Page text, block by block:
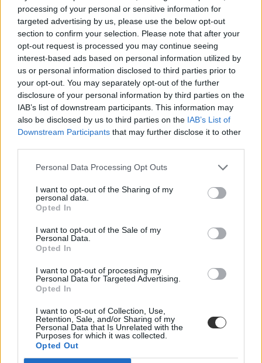
processing of your personal or sensitive information for
targeted advertising by us, please use the below opt-out
section to confirm your selection. Please note that after your
opt-out request is processed you may continue seeing
interest-based ads based on personal information utilized by
us or personal information disclosed to third parties prior to
your opt-out. You may separately opt-out of the further
disclosure of your personal information by third parties on the
IAB’s list of downstream participants. This information may
also be disclosed by us to third parties on the IAB’s List of
Downstream Participants that may further disclose it to other
Personal Data Processing Opt Outs
I want to opt-out of the Sharing of my
personal data.
Opted In
I want to opt-out of the Sale of my
Personal Data.
Opted In
I want to opt-out of processing my
Personal Data for Targeted Advertising.
Opted In
I want to opt-out of Collection, Use,
Retention, Sale, and/or Sharing of my
Personal Data that Is Unrelated with the
Purposes for which it was collected.
Opted Out